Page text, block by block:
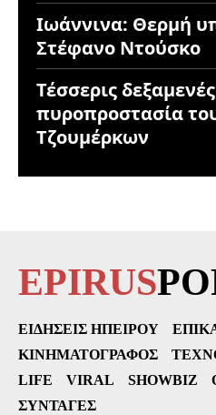
Ιωάννινα: Θερμή
Στέφανο Ντούσκο
Τέσσερις
πυροπροστασία
Τζουμέρκων
EPIRUS
ΕΙΔΉΣΕΙΣ ΗΠΕΊΡΟΥ
ΚΙΝΗΜΑΤΟΓΡΆΦΟΣ
LIFE
VIRAL SHOWBIZ
ΣΥΝΤΑΓΈΣ